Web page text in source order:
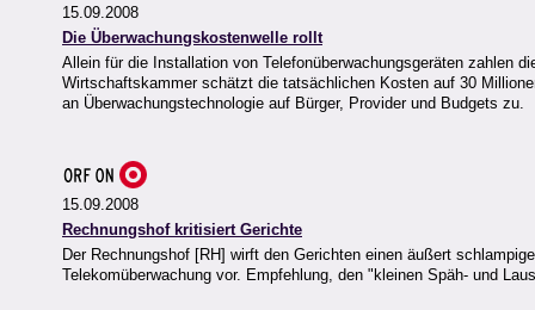
15.09.2008
Die Überwachungskostenwelle rollt
Allein für die Installation von Telefonüberwachungsgeräten zahlen
Wirtschaftskammer schätzt die tatsächlichen Kosten auf 30
an Überwachungstechnologie auf Bürger, Provider und Budgets zu.
15.09.2008
Rechnungshof kritisiert Gerichte
Der Rechnungshof [RH] wirft den Gerichten einen äußert
Telekomüberwachung vor. Empfehlung, den "kleinen Späh- und